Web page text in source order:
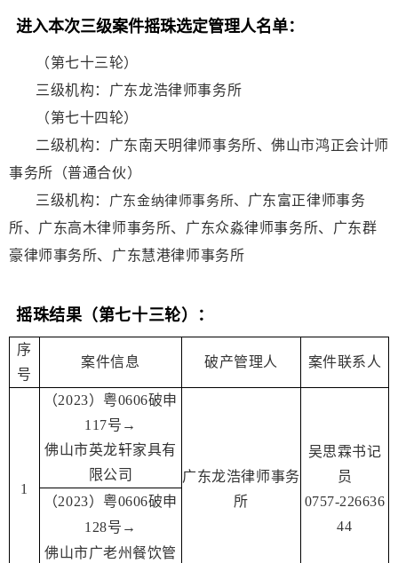
进入本次三级案件摇珠选定管理人名单：
（第七十三轮）
三级机构：广东龙浩律师事务所
（第七十四轮）
二级机构：广东南天明律师事务所、佛山市鸿正会计师
事务所（普通合伙）
三级机构：
广东金纳律师事务所、 广东富正律师事务
所、广东高木律师事务所、广东众淼律师事务所、广东群
豪律师事务所、广东慧港律师事务所
摇珠结果（第七十三轮）：
序
号
案件信息 破产管理人 案件联系人
1
（2023）粤0606破申
117号→
佛山市英龙轩家具有
限公司
广东龙浩律师事务
所
吴思霖书记
员
0757-226636
44
（2023）粤0606破申
128号→
佛山市广老州餐饮管